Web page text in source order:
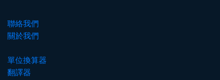
聯絡我們
關於我們
單位換算器
翻譯器